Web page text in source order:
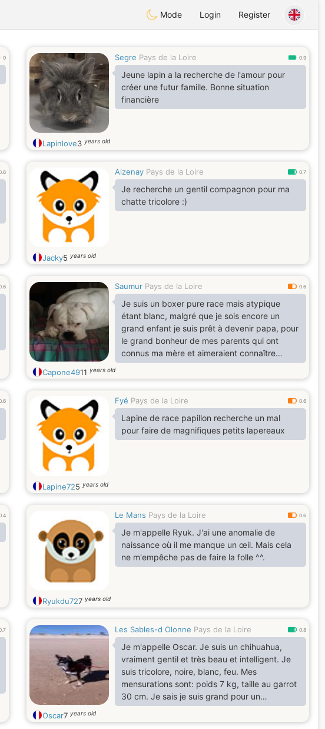
Mode Login Register
0 Segre Pays de la Loire 0.9
Jeune lapin a la recherche de l'amour pour
créer une futur famille. Bonne situation
financière
Lapinlove3 years old
Aizenay Pays de la Loire 0.7
Je recherche un gentil compagnon pour ma
chatte tricolore :)
Jacky5 years old
Saumur Pays de la Loire 0.6
Je suis un boxer pure race mais atypique
étant blanc, malgré que je sois encore un
grand enfant je suis prêt à devenir papa, pour
le grand bonheur de mes parents qui ont
connus ma mère et aimeraient connaître
(peut-être) nos futurs enfants
Capone4911 years old
Fyé Pays de la Loire 0.6
Lapine de race papillon recherche un mal
pour faire de magnifiques petits lapereaux
Lapine725 years old
Le Mans Pays de la Loire 0.6
Je m'appelle Ryuk. J'ai une anomalie de
naissance où il me manque un œil. Mais cela
ne m'empêche pas de faire la folle ^^.
Ryukdu727 years old
Les Sables-d Olonne Pays de la Loire 0.8
Je m'appelle Oscar. Je suis un chihuahua,
vraiment gentil et très beau et intelligent. Je
suis tricolore, noire, blanc, feu. Mes
mensurations sont: poids 7 kg, taille au garrot
30 cm. Je sais je suis grand pour un
chihuahua mais pas en surpoids. Je suis
musclé et j'aime beaucoup les promenades.
Oscar7 years old